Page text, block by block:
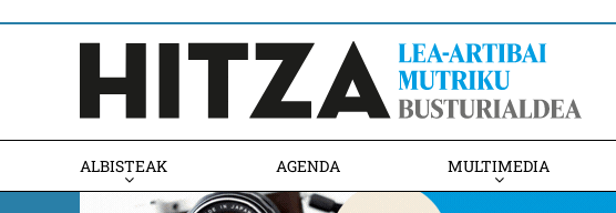
ALBISTEAK AGENDA MULTIMEDIA